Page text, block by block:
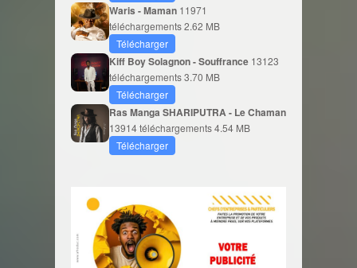
Waris - Maman 11971
téléchargements2.62 MB
Télécharger
Kiff Boy Solagnon - Souffrance 13123
téléchargements3.70 MB
Télécharger
Ras Manga SHARIPUTRA - Le Chaman
13914 téléchargements4.54 MB
Télécharger